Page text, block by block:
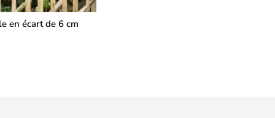
en écart de 6 cm